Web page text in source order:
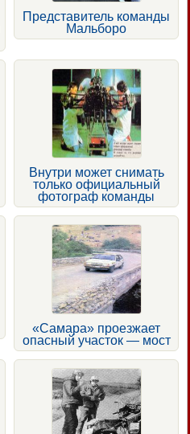
Представитель команды
Мальборо
Внутри может снимать
только официальный
фотограф команды
«Самара» проезжает
опасный участок — мост